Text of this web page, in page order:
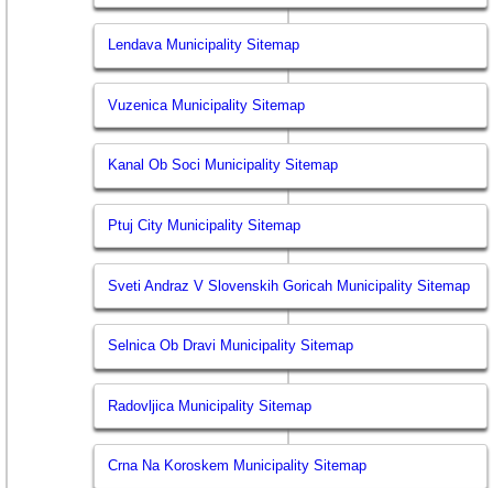
Lendava Municipality Sitemap
Vuzenica Municipality Sitemap
Kanal Ob Soci Municipality Sitemap
Ptuj City Municipality Sitemap
Sveti Andraz V Slovenskih Goricah Municipality Sitemap
Selnica Ob Dravi Municipality Sitemap
Radovljica Municipality Sitemap
Crna Na Koroskem Municipality Sitemap